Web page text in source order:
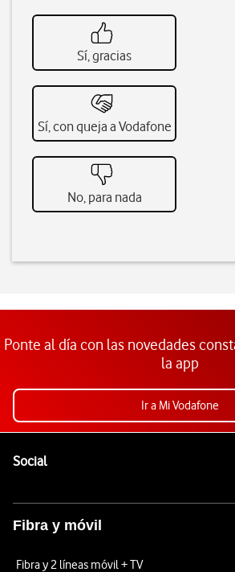
Sí, gracias
Sí, con queja a Vodafone
No, para nada
Ponte al día con las novedades
la app
Ir a Mi Vodafone
SocialEnlaces a las redes sociales de
Fibra y móvil
Fibra y 2 líneas móvil + TV